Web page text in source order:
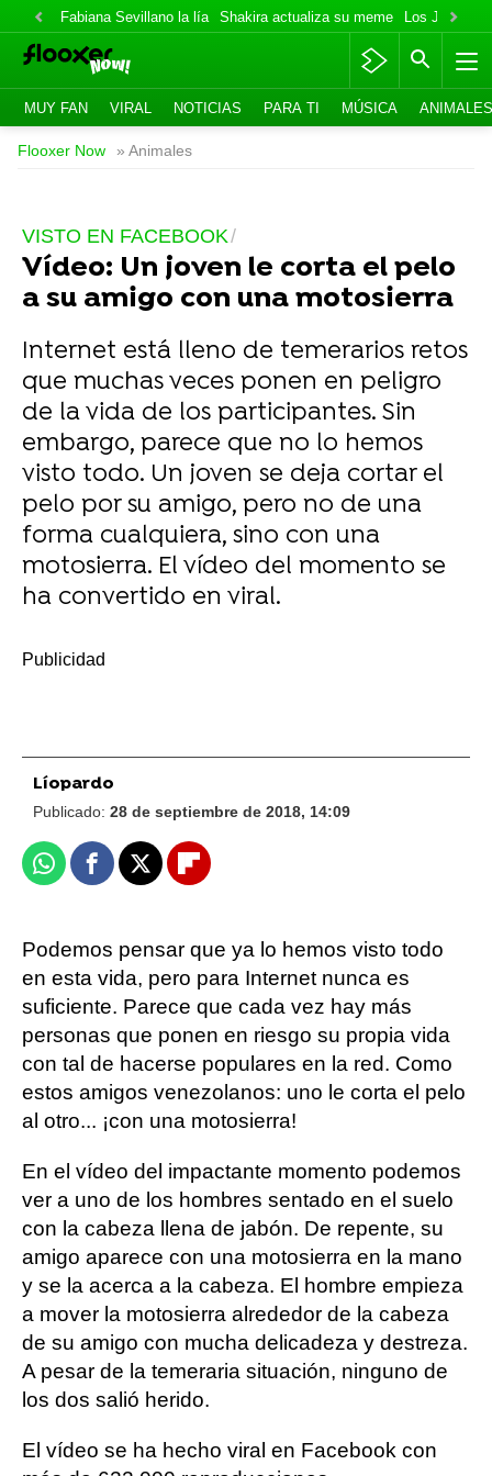
Fabiana Sevillano la lía Shakira actualiza su meme Los Jonas
MUY FAN VIRAL NOTICIAS PARA TI MÚSICA ANIMALES
Flooxer Now » Animales
VISTO EN FACEBOOK
Vídeo: Un joven le corta el pelo
a su amigo con una motosierra
Internet está lleno de temerarios retos
que muchas veces ponen en peligro
de la vida de los participantes. Sin
embargo, parece que no lo hemos
visto todo. Un joven se deja cortar el
pelo por su amigo, pero no de una
forma cualquiera, sino con una
motosierra. El vídeo del momento se
ha convertido en viral.
Líopardo
Publicado: 28 de septiembre de 2018, 14:09
WhatsappFacebook
X Flipboard
Podemos pensar que ya lo hemos visto todo
en esta vida, pero para Internet nunca es
suficiente. Parece que cada vez hay más
personas que ponen en riesgo su propia vida
con tal de hacerse populares en la red. Como
estos amigos venezolanos: uno le corta el pelo
al otro... ¡con una motosierra!
En el vídeo del impactante momento podemos
ver a uno de los hombres sentado en el suelo
con la cabeza llena de jabón. De repente, su
amigo aparece con una motosierra en la mano
y se la acerca a la cabeza. El hombre empieza
a mover la motosierra alrededor de la cabeza
de su amigo con mucha delicadeza y destreza.
A pesar de la temeraria situación, ninguno de
los dos salió herido.
El vídeo se ha hecho viral en Facebook con